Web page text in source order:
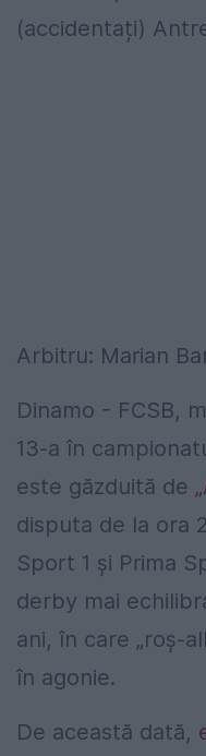
(accidentați)
Arbitru: Marian
Dinamo - FCSB,
13-a în
este găzduită de
disputa de la ora
Sport 1 și Prima
derby mai
ani, în care „roș-
în agonie.
De această dată,